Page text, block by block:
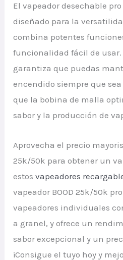
El vapeador desechable
diseñado para la
combina potentes
funcionalidad fácil de
garantiza que puedas
encendido siempre que
que la bobina de malla
sabor y la producción de
Aprovecha el precio
25k/50k para obtener un
estosvapeadores
vapeador BOOD 25k/50k
vapeadores individuales
a granel, y ofrece un
sabor excepcional y un
¡Consigue el tuyo hoy y